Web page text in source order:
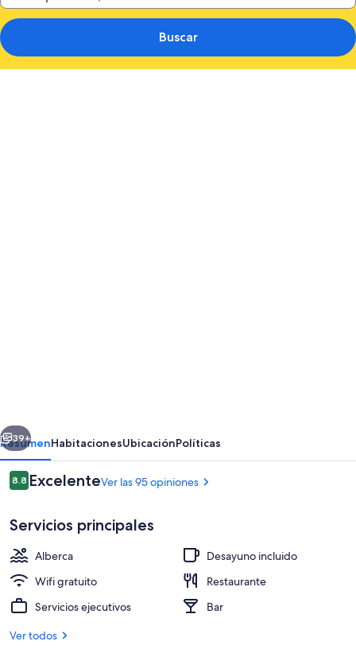
Buscar
Desayuno de cocina local incluido
Siguiente
39+
ResumenHabitacionesUbicaciónPolíticas
Opiniones
8.88.8 de 10,
ExcelenteVer las 95 opiniones
Servicios principales
Alberca
Desayuno incluido
Wifi gratuito
Restaurante
Servicios ejecutivos
Bar
Ver todos